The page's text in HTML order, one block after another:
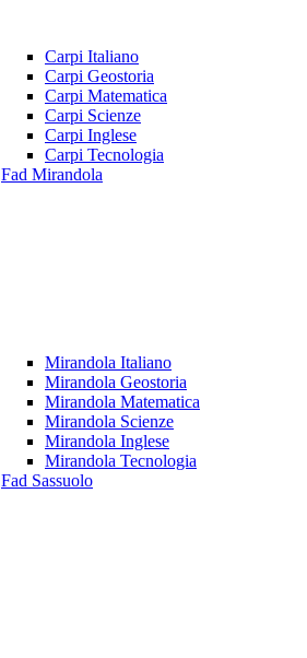
Carpi Italiano
Carpi Geostoria
Carpi Matematica
Carpi Scienze
Carpi Inglese
Carpi Tecnologia
Fad Mirandola
Mirandola Italiano
Mirandola Geostoria
Mirandola Matematica
Mirandola Scienze
Mirandola Inglese
Mirandola Tecnologia
Fad Sassuolo